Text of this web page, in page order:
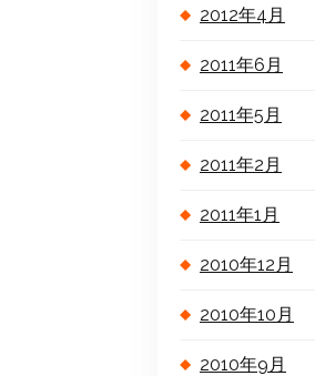
2012年4月
2011年6月
2011年5月
2011年2月
2011年1月
2010年12月
2010年10月
2010年9月